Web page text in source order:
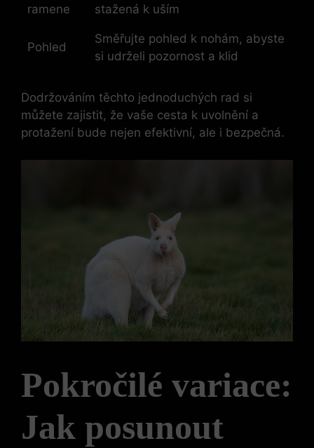
ramene
stažená k uším
Pohled
Směřujte pohled k nohám, abyste
si udrželi pozornost a klid
Dodržováním těchto jednoduchých rad si
můžete zajistit, že vaše cesta k uvolnění a
protažení bude nejen efektivní, ale i bezpečná.
Pokročilé variace:
Jak posunout